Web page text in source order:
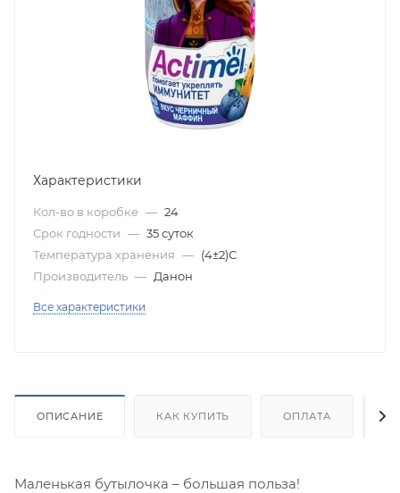
Характеристики
Кол-во в коробке — 24
Срок годности — 35 суток
Температура хранения — (4±2)С
Производитель — Данон
Все характеристики
ОПИСАНИЕ КАК КУПИТЬ ОПЛАТА
Маленькая бутылочка – большая польза!